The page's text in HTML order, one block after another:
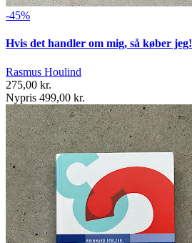
-45%
Hvis det handler om mig, så køber jeg!
Rasmus Houlind
275,00 kr.
Nypris 499,00 kr.